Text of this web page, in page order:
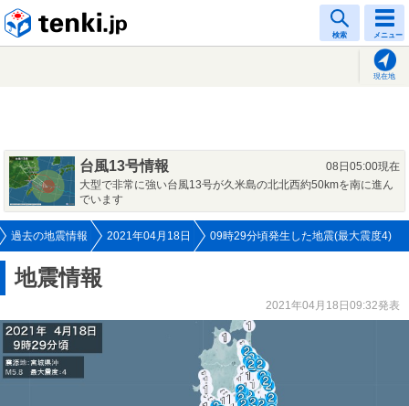
検索 メニュー
現在地
台風13号情報
08日05:00現在
大型で非常に強い台風13号が久米島の北北西約50kmを南に進ん
でいます
過去の地震情報 2021年04月18日 09時29分頃発生した地震(最大震度4)
地震情報
2021年04月18日09:32発表